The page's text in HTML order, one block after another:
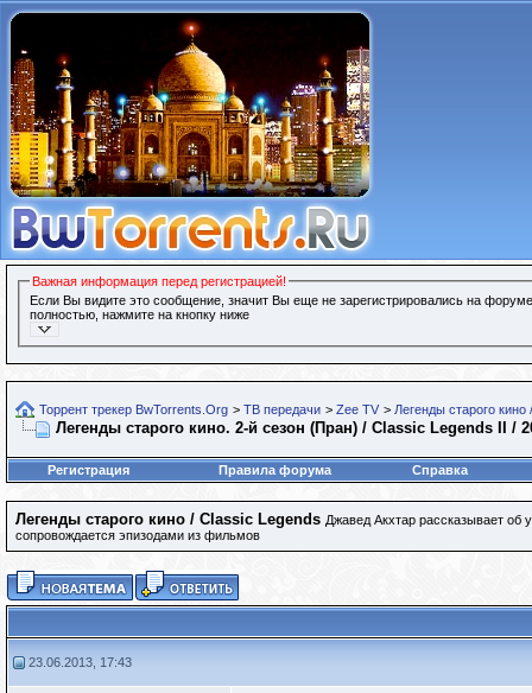
Важная информация перед регистрацией!
Если Вы видите это сообщение, значит Вы еще не зарегистрировались на
полностью, нажмите на кнопку ниже
Торрент трекер BwTorrents.Org > ТВ передачи > Zee TV > Легенды старого
Легенды старого кино. 2-й сезон (Пран) / Classic Legends II /
Регистрация Правила форума Справка
Легенды старого кино / Classic Legends Джавед Акхтар рассказывает об
сопровождается эпизодами из фильмов
23.06.2013, 17:43